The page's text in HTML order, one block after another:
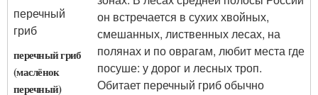
перечный
гриб
перечный гриб
(маслёнок
перечный)
он встречается в сухих хвойных,
смешанных, лиственных лесах, на
полянах и по оврагам, любит места где
посуше: у дорог и лесных троп.
Обитает перечный гриб обычно